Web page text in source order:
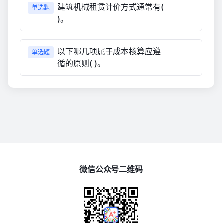
单选题
建筑机械租赁计价方式通常有(
)。
单选题
以下哪几项属于成本核算应遵
循的原则( )。
微信公众号二维码